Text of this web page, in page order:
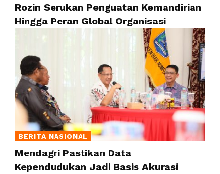
Rozin Serukan Penguatan Kemandirian
Hingga Peran Global Organisasi
BERITA NASIONAL
Mendagri Pastikan Data
Kependudukan Jadi Basis Akurasi